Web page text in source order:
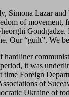
Simona Lazar
of
Gondgadze.
Our “guilt”. We
hardliner
it was
Foreign
of
Ukraine of